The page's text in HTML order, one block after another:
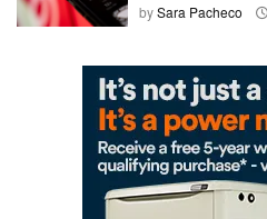
bySara Pacheco